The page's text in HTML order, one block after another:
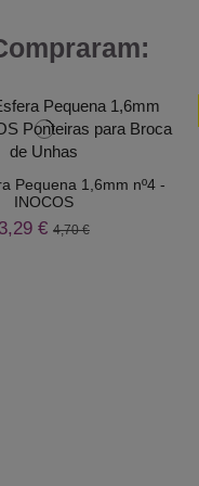
Pequena 1,6mm nº4 -
INOCOS
€4,70 €